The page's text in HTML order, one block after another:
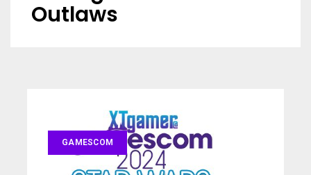
Outlaws
GAMESCOM